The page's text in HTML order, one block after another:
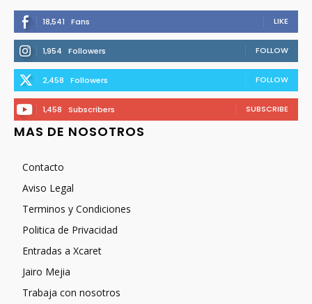
18,541 Fans LIKE
1,954 Followers FOLLOW
2,458 Followers FOLLOW
1,458 Subscribers SUBSCRIBE
MAS DE NOSOTROS
Contacto
Aviso Legal
Terminos y Condiciones
Politica de Privacidad
Entradas a Xcaret
Jairo Mejia
Trabaja con nosotros